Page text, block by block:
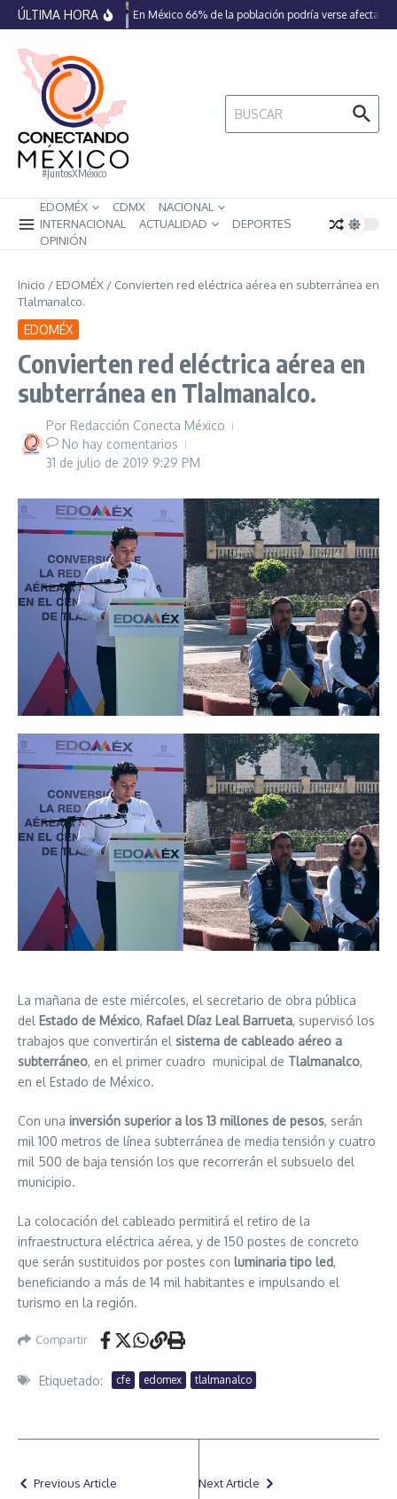
Saltar al contenido
ÚLTIMA HORA En México 66% de la población podría verse afectada
#JuntosXMéxico
Buscar:
EDOMÉX CDMX
NACIONAL
INTERNACIONAL
ACTUALIDAD
DEPORTES
OPINIÓN
Inicio / EDOMÉX / Convierten red eléctrica aérea en subterránea en
Tlalmanalco.
EDOMÉX
Convierten red eléctrica aérea en
subterránea en Tlalmanalco.
Por Redacción Conecta México
No hay comentarios
31 de julio de 2019 9:29 PM
La mañana de este miércoles, el secretario de obra pública
del Estado de México, Rafael Díaz Leal Barrueta, supervisó los
trabajos que convertirán el sistema de cableado aéreo a
subterráneo, en el primer cuadro municipal de Tlalmanalco,
en el Estado de México.
Con una inversión superior a los 13 millones de pesos, serán
mil 100 metros de línea subterránea de media tensión y cuatro
mil 500 de baja tensión los que recorrerán el subsuelo del
municipio.
La colocación del cableado permitirá el retiro de la
infraestructura eléctrica aérea, y de 150 postes de concreto
que serán sustituidos por postes con luminaria tipo led,
beneficiando a más de 14 mil habitantes e impulsando el
turismo en la región.
Compartir
Etiquetado: cfe edomex tlalmanalco
Previous Article Next Article